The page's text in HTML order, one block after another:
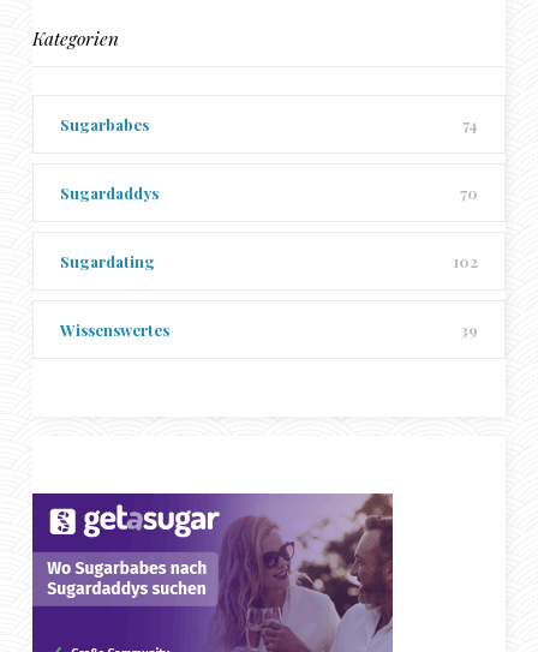
Kategorien
Sugarbabes 74
Sugardaddys 70
Sugardating 102
Wissenswertes 39